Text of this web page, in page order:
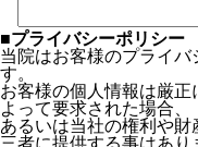
■プライバシーポリシー
当院はお客様のプライバ
す。
お客様の個人情報は厳
よって要求された場合、
あるいは当社の権利や
三者に提供する事はあり